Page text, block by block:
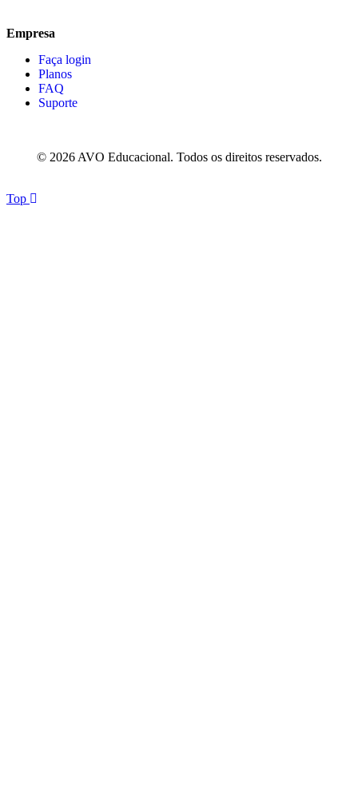
Empresa
Faça login
Planos
FAQ
Suporte
© 2026 AVO Educacional. Todos os direitos reservados.
Top